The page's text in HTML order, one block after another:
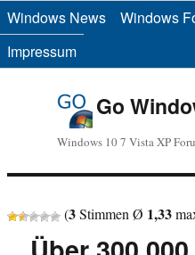
Windows News Windows
Impressum
Go
Windows 10 7 Vista XP
(3Stimmen Ø 1,33